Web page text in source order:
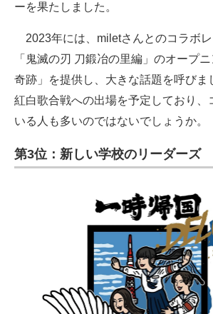
ーを果たしました。
2023年には、miletさんとのコラボレ
「鬼滅の刃 刀鍛冶の里編」のオープ
奇跡」を提供し、大きな話題を呼びま
紅白歌合戦への出場を予定しており、
いる人も多いのではないでしょうか。
第3位：新しい学校のリーダーズ